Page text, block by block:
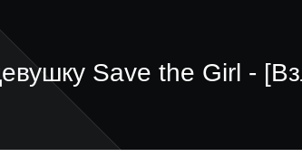
Save the Girl -